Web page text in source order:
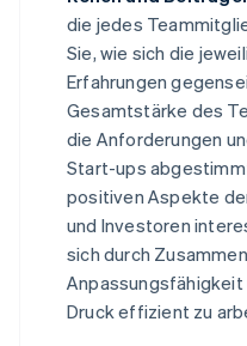
die jedes
Sie, wie sich die
Erfahrungen
Gesamtstärke des
die Anforderungen
Start-ups
positiven Aspekte
und Investoren
sich durch
Anpassungsfähigkeit
Druck effizient zu